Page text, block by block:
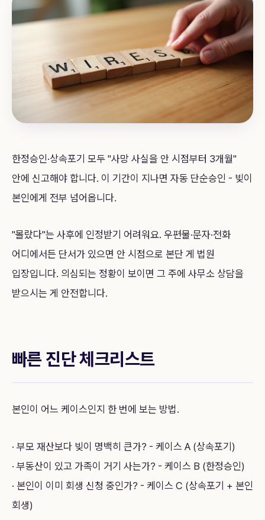
한정승인·상속포기 모두 "사망 사실을 안 시점부터 3개월"
안에 신고해야 합니다. 이 기간이 지나면 자동 단순승인 - 빚이
본인에게 전부 넘어옵니다.
"몰랐다"는 사후에 인정받기 어려워요. 우편물·문자·전화
어디에서든 단서가 있으면 안 시점으로 본단 게 법원
입장입니다. 의심되는 정황이 보이면 그 주에 사무소 상담을
받으시는 게 안전합니다.
빠른 진단 체크리스트
본인이 어느 케이스인지 한 번에 보는 방법.
· 부모 재산보다 빚이 명백히 큰가? - 케이스 A (상속포기)
· 부동산이 있고 가족이 거기 사는가? - 케이스 B (한정승인)
· 본인이 이미 회생 신청 중인가? - 케이스 C (상속포기 + 본인
회생)